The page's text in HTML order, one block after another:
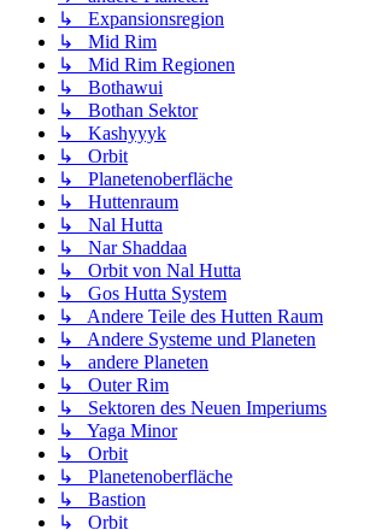
↳ Expansionsregion
↳ Mid Rim
↳ Mid Rim Regionen
↳ Bothawui
↳ Bothan Sektor
↳ Kashyyyk
↳ Orbit
↳ Planetenoberfläche
↳ Huttenraum
↳ Nal Hutta
↳ Nar Shaddaa
↳ Orbit von Nal Hutta
↳ Gos Hutta System
↳ Andere Teile des Hutten Raum
↳ Andere Systeme und Planeten
↳ andere Planeten
↳ Outer Rim
↳ Sektoren des Neuen Imperiums
↳ Yaga Minor
↳ Orbit
↳ Planetenoberfläche
↳ Bastion
↳ Orbit